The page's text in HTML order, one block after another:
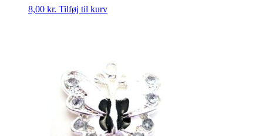
8,00 kr. Tilføj til kurv